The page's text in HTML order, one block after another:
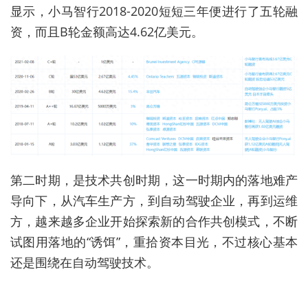
显示，小马智行2018-2020短短三年便进行了五轮融
资，而且B轮金额高达4.62亿美元。
第二时期，是技术共创时期，这一时期内的落地难产
导向下，从汽车生产方，到自动驾驶企业，再到运维
方，越来越多企业开始探索新的合作共创模式，不断
试图用落地的“诱饵”，重拾资本目光，不过核心基本
还是围绕在自动驾驶技术。